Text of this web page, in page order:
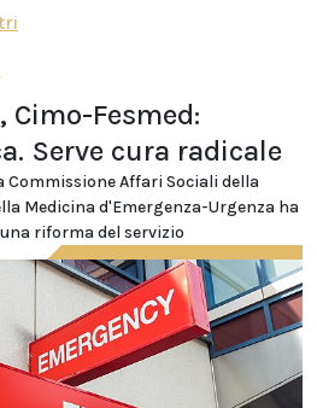
Cimo-Fesmed:
Serve cura radicale
Commissione Affari Sociali della
Medicina d'Emergenza-Urgenza ha
riforma del servizio